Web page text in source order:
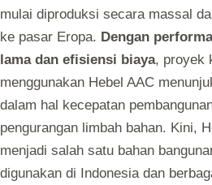
mulai diproduksi secara massal
ke pasar Eropa. Dengan
lama dan efisiensi biaya, proyek
menggunakan Hebel AAC
dalam hal kecepatan
pengurangan limbah bahan. Kini,
menjadi salah satu bahan
digunakan di Indonesia dan